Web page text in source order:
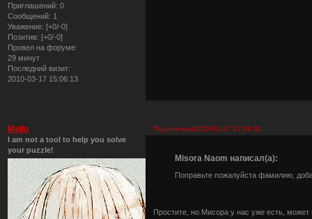
Приглашений: 0
Сообщений: 1
Уважение: [+0/-0]
Позитив: [+0/-0]
Провел на форуме:
29 минут
Последний визит:
2010-03-17 15:06:13
Поделиться2010-03-17 17:09:31
Mello
I am not a tool to help you solve
your puzzle!
Misora Naom написал(а):
Поправьте пожалуйста фамилию,
Простите, но Мисора у нас уже есть,